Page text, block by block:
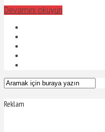
Devamını okuyun
Reklam